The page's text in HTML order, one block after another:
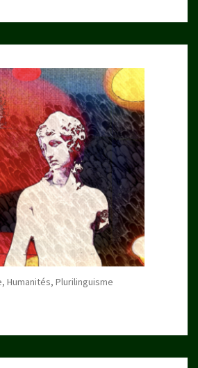
Humanités, Plurilinguisme